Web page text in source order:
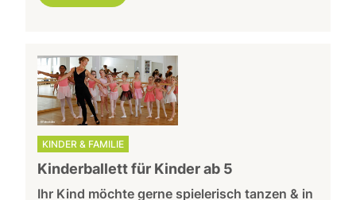
KINDER & FAMILIE
Kinderballett für Kinder ab 5
Ihr Kind möchte gerne spielerisch tanzen & in